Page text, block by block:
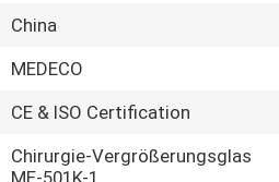
China
MEDECO
CE & ISO Certification
Chirurgie-Vergrößerungsglas